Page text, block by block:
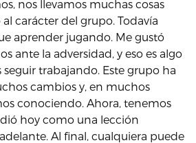
nos llevamos muchas cosas
carácter del grupo. Todavía
aprender jugando. Me gustó
ante la adversidad, y eso es algo
trabajando. Este grupo ha
cambios y, en muchos
conociendo. Ahora, tenemos
hoy como una lección
Al final, cualquiera puede